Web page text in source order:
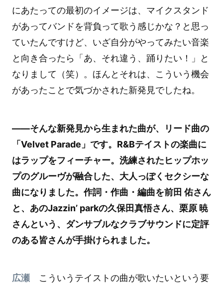
にあたっての最初のイメージは、マイクスタンド
があってバンドを背負って歌う感じかな？と思っ
ていたんですけど、いざ自分がやってみたい音楽
と向き合ったら「あ、それ違う、踊りたい！」と
なりまして（笑）。ほんとそれは、こういう機会
があったことで気づかされた新発見でしたね。
――そんな新発見から生まれた曲が、リード曲の
「Velvet Parade」です。R&Bテイストの楽曲に
はラップをフィーチャー。洗練されたヒップホッ
プのグルーヴが融合した、大人っぽくセクシーな
曲になりました。作詞・作曲・編曲を前田 佑さん
と、あのJazzin’ parkの久保田真悟さん、栗原 暁
さんという、ダンサブルなクラブサウンドに定評
のある皆さんが手掛けられました。
広瀬こういうテイストの曲が歌いたいという要